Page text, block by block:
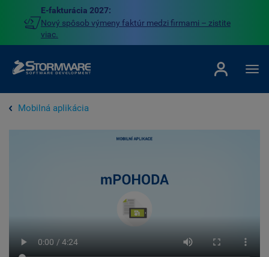
E-fakturácia 2027:
Nový spôsob výmeny faktúr medzi firmami – zistite
viac.
Mobilná aplikácia